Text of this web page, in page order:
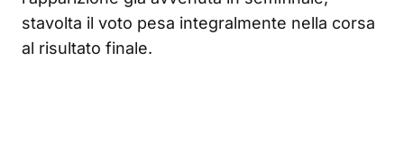
stavolta il voto pesa integralmente nella corsa
al risultato finale.